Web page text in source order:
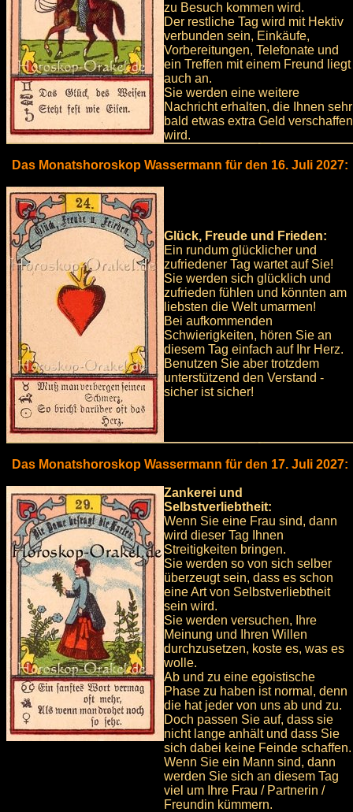
zu Besuch kommen wird.
Der restliche Tag wird mit Hektiv
verbunden sein, Einkäufe,
Vorbereitungen, Telefonate und
ein Treffen mit einem Freund liegt
auch an.
Sie werden eine weitere
Nachricht erhalten, die Ihnen sehr
bald etwas extra Geld verschaffen
wird.
Das Monatshoroskop Wassermann für den 16. Juli 2027:
Glück, Freude und Frieden:
Ein rundum glücklicher und
zufriedener Tag wartet auf Sie!
Sie werden sich glücklich und
zufrieden fühlen und könnten am
liebsten die Welt umarmen!
Bei aufkommenden
Schwierigkeiten, hören Sie an
diesem Tag einfach auf Ihr Herz.
Benutzen Sie aber trotzdem
unterstützend den Verstand -
sicher ist sicher!
Das Monatshoroskop Wassermann für den 17. Juli 2027:
Zankerei und
Selbstverliebtheit:
Wenn Sie eine Frau sind, dann
wird dieser Tag Ihnen
Streitigkeiten bringen.
Sie werden so von sich selber
überzeugt sein, dass es schon
eine Art von Selbstverliebtheit
sein wird.
Sie werden versuchen, Ihre
Meinung und Ihren Willen
durchzusetzen, koste es, was es
wolle.
Ab und zu eine egoistische
Phase zu haben ist normal, denn
die hat jeder von uns ab und zu.
Doch passen Sie auf, dass sie
nicht lange anhält und dass Sie
sich dabei keine Feinde schaffen.
Wenn Sie ein Mann sind, dann
werden Sie sich an diesem Tag
viel um Ihre Frau / Partnerin /
Freundin kümmern.